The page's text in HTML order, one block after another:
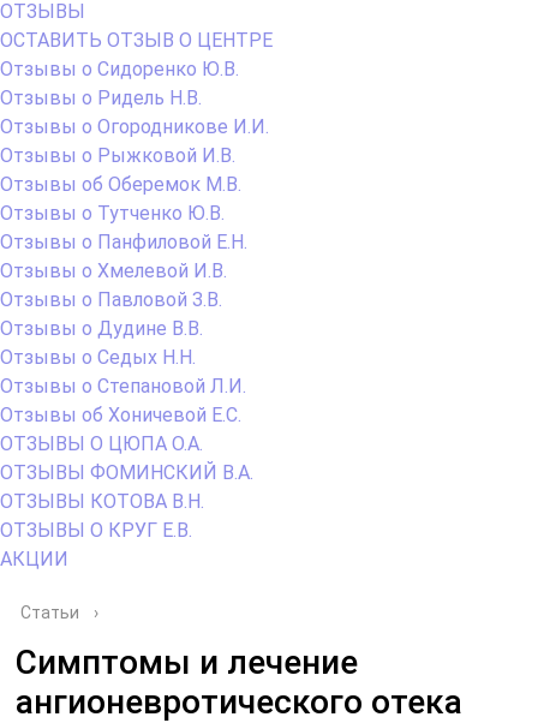
ОТЗЫВЫ
ОСТАВИТЬ ОТЗЫВ О ЦЕНТРЕ
Отзывы о Сидоренко Ю.В.
Отзывы о Ридель Н.В.
Отзывы о Огородникове И.И.
Отзывы о Рыжковой И.В.
Отзывы об Оберемок М.В.
Отзывы о Тутченко Ю.В.
Отзывы о Панфиловой Е.Н.
Отзывы о Хмелевой И.В.
Отзывы о Павловой З.В.
Отзывы о Дудине В.В.
Отзывы о Седых Н.Н.
Отзывы о Степановой Л.И.
Отзывы об Хоничевой Е.С.
ОТЗЫВЫ О ЦЮПА О.А.
ОТЗЫВЫ ФОМИНСКИЙ В.А.
ОТЗЫВЫ КОТОВА В.Н.
ОТЗЫВЫ О КРУГ Е.В.
АКЦИИ
Статьи ›
Симптомы и лечение
ангионевротического отека